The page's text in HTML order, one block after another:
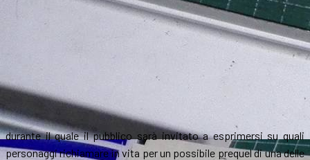
durante il quale il pubblico sarà invitato a esprimersi su quali
personaggi richiamare in vita per un possibile prequel di una delle